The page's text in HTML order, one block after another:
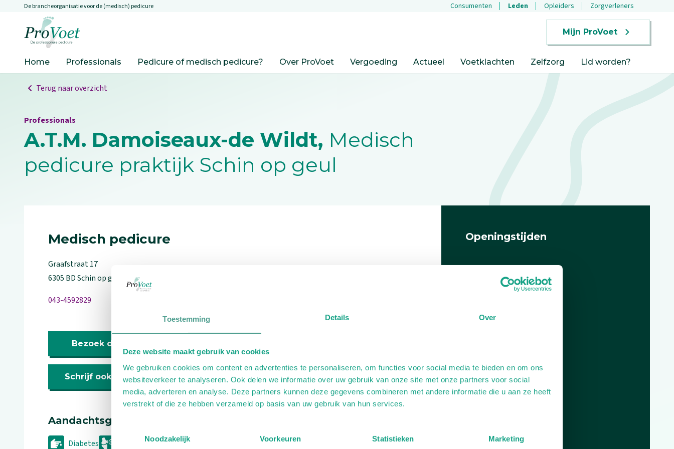
Toestemming Details Over
Deze website maakt gebruik van cookies
We gebruiken cookies om content en advertenties te personaliseren, om functies voor social media te bieden en om ons
websiteverkeer te analyseren. Ook delen we informatie over uw gebruik van onze site met onze partners voor social
media, adverteren en analyse. Deze partners kunnen deze gegevens combineren met andere informatie die u aan ze heeft
verstrekt of die ze hebben verzameld op basis van uw gebruik van hun services.
Toestemmingsselectie
Noodzakelijk
Voorkeuren Statistieken Marketing
Overslaan en naar de inhoud gaan
De brancheorganisatie voor de (medisch) pedicure Consumenten Leden Opleiders Zorgverleners
Mijn ProVoet
Home Professionals Pedicure of medisch pedicure? Over ProVoet Vergoeding Actueel Voetklachten Zelfzorg Lid worden?
Terug naar overzicht
Professionals
A.T.M. Damoiseaux-de Wildt, Medisch
pedicure praktijk Schin op geul
Medisch pedicure
Graafstraat17
6305 BDSchin op geul
043-4592829
Bezoek de website
Schrijf ook een review
Aandachtsgebieden
Diabetes
Openingstijden
Plan je route